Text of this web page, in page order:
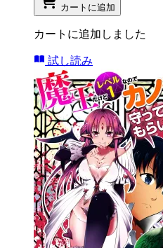
カートに追加
カートに追加しました
試し読み